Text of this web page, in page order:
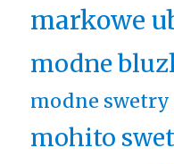
markowe
modne
modne
mohito